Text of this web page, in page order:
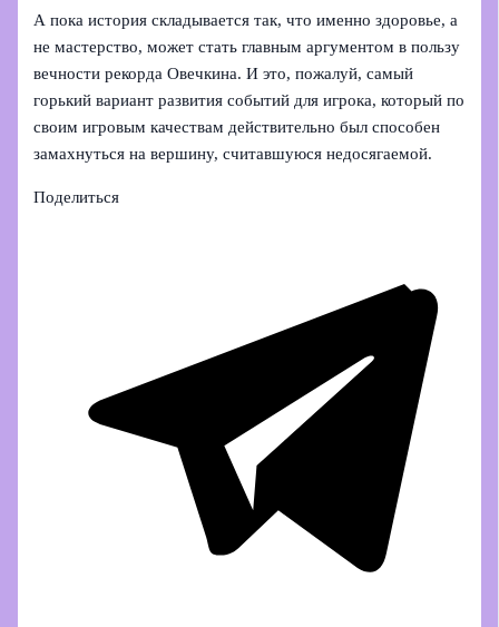
А пока история складывается так, что именно здоровьe, а
не мастерство, может стать главным аргументом в пользу
вечности рекорда Овечкина. И это, пожалуй, самый
горький вариант развития событий для игрока, который по
своим игровым качествам действительно был способен
замахнуться на вершину, считавшуюся недосягаемой.
Поделиться